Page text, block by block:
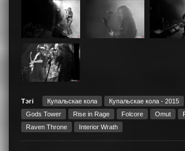
Тэгі Купальскае кола Купальскае кола - 2015
Gods Tower
Rise in Rage Folcore Omut
Raven Throne
Interior Wrath